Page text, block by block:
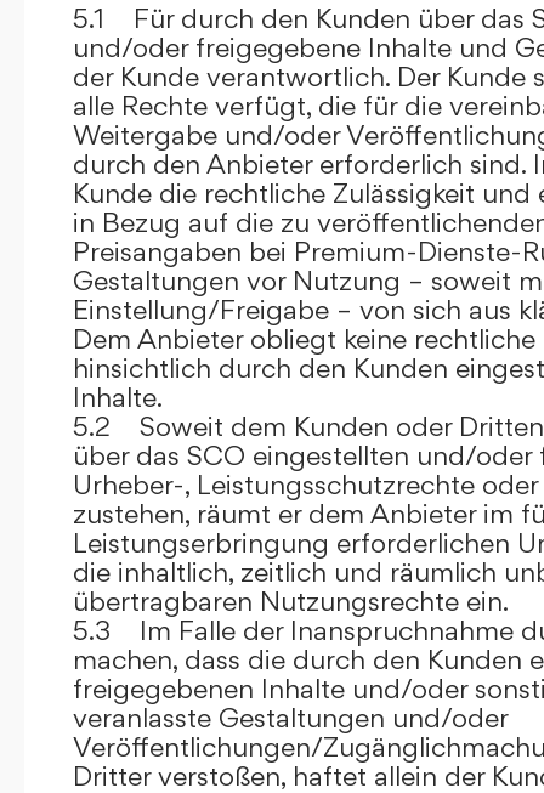
5.1 Für durch den Kunden über das
und/oder freigegebene Inhalte und
der Kunde verantwortlich. Der Kunde
alle Rechte verfügt, die für die
Weitergabe und/oder
durch den Anbieter erforderlich sind.
Kunde die rechtliche Zulässigkeit
in Bezug auf die zu
Preisangaben bei Premium-Dienste-
Gestaltungen vor Nutzung – soweit
Einstellung/Freigabe – von sich aus
Dem Anbieter obliegt keine
hinsichtlich durch den Kunden
Inhalte.
5.2 Soweit dem Kunden oder
über das SCO eingestellten und/
Urheber-, Leistungsschutzrechte
zustehen, räumt er dem Anbieter im
Leistungserbringung erforderlichen
die inhaltlich, zeitlich und räumlich
übertragbaren Nutzungsrechte ein.
5.3 Im Falle der Inanspruchnahme
machen, dass die durch den Kunden
freigegebenen Inhalte und/oder
veranlasste Gestaltungen und/oder
Veröffentlichungen/
Dritter verstoßen, haftet allein der